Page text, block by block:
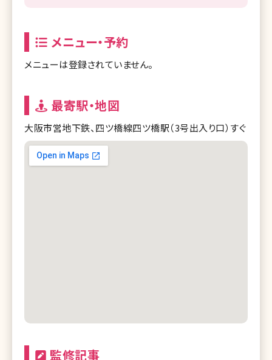
メニュー・予約
メニューは登録されていません。
最寄駅・地図
大阪市営地下鉄、四ツ橋線四ツ橋駅（3号出入り口）すぐ
監修記事